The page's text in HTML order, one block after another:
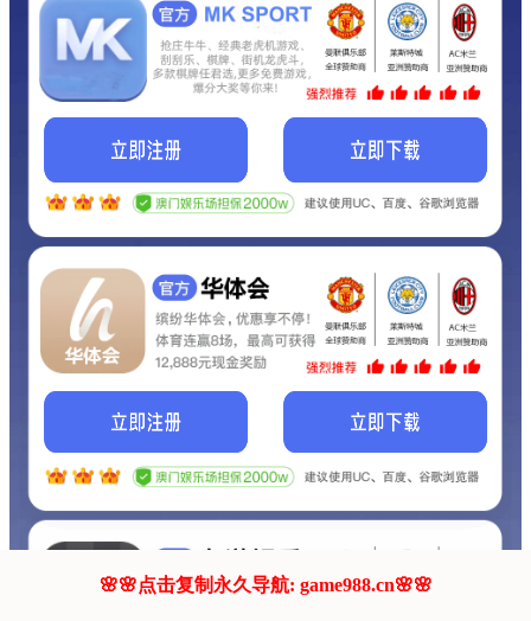
Hey Guys!
我们即将上线啦...
我们的网站正在建设.
它将是非常棒的网站.
联系我们!